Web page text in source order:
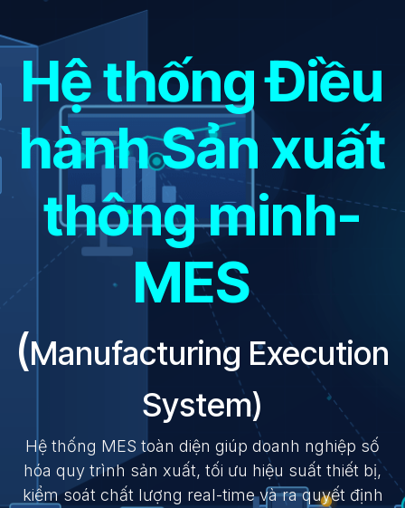
Hệ thống Điều
hành Sản xuất
thông minh-
MES
(Manufacturing Execution
System)
Hệ thống MES toàn diện giúp doanh nghiệp số
hóa quy trình sản xuất, tối ưu hiệu suất thiết bị,
kiểm soát chất lượng real-time và ra quyết định